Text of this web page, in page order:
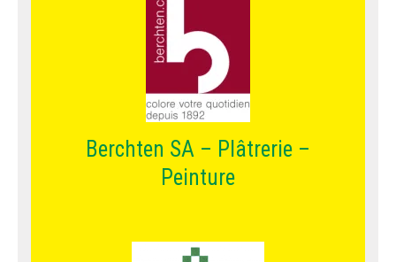
Berchten SA – Plâtrerie –
Peinture